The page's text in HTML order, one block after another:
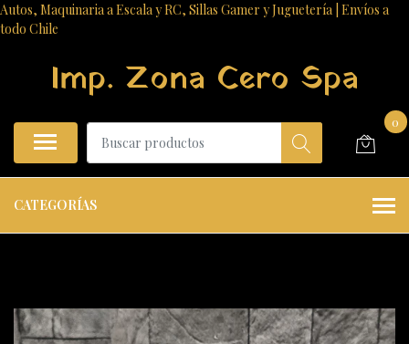
Autos, Maquinaria a Escala y RC, Sillas Gamer y Juguetería | Envíos a
todo Chile
Imp. Zona Cero Spa
0
CATEGORÍAS